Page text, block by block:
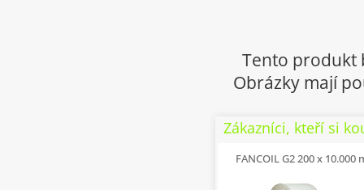
Tento produkt
Obrázky mají
Zákazníci, kteří si
FANCOIL G2 200 x 10.000